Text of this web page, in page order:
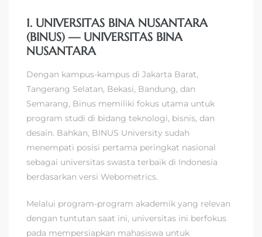
1. UNIVERSITAS BINA NUSANTARA
(BINUS) — UNIVERSITAS BINA
NUSANTARA
Dengan kampus-kampus di Jakarta Barat,
Tangerang Selatan, Bekasi, Bandung, dan
Semarang, Binus memiliki fokus utama untuk
program studi di bidang teknologi, bisnis, dan
desain. Bahkan, BINUS University sudah
menempati posisi pertama peringkat nasional
sebagai universitas swasta terbaik di Indonesia
berdasarkan versi Webometrics.
Melalui program-program akademik yang relevan
dengan tuntutan saat ini, universitas ini berfokus
pada mempersiapkan mahasiswa untuk